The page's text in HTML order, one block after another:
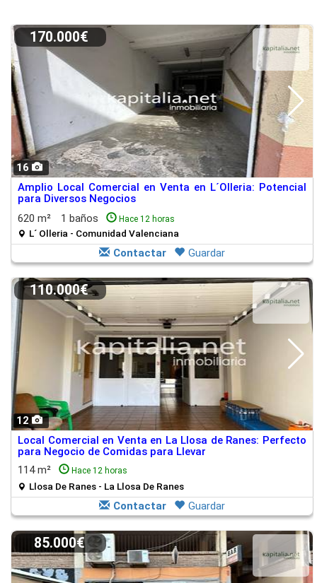
16
170.000€
Amplio Local Comercial en Venta en L´Olleria: Potencial
para Diversos Negocios
620 m²
1 baños Hace 12 horas
L´ Olleria - Comunidad Valenciana
Contactar Guardar
12
110.000€
Local Comercial en Venta en La Llosa de Ranes: Perfecto
para Negocio de Comidas para Llevar
114 m²
Hace 12 horas
Llosa De Ranes - La Llosa De Ranes
Contactar Guardar
85.000€